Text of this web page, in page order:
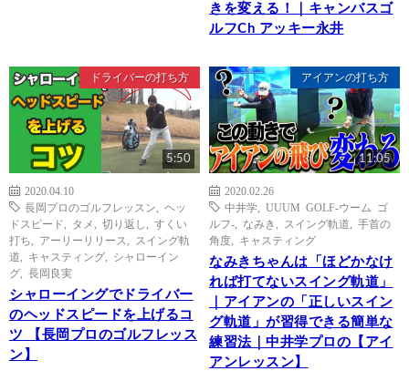
きを変える！｜キャンバスゴ
ルフCh アッキー永井
ドライバーの打ち方
5:50
2020.04.10
長岡プロのゴルフレッスン
ヘッ
ドスピード
タメ 切り返し
すくい
打ち
アーリーリリース
スイング軌
道
キャスティング
シャローイン
グ
長岡良実
シャローイングでドライバー
のヘッドスピードを上げるコ
ツ 【長岡プロのゴルフレッス
ン】
アイアンの打ち方
11:05
2020.02.26
中井学
UUUM GOLF-ウーム ゴ
ルフ-
なみき スイング軌道
手首の
角度
キャスティング
なみきちゃんは「ほどかなけ
れば打てないスイング軌道」
｜アイアンの「正しいスイン
グ軌道」が習得できる簡単な
練習法｜中井学プロの【アイ
アンレッスン】